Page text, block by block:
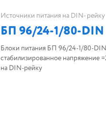
Источники питания на DIN- рейку
БП 96/24-1/80-DIN
Блоки питания БП 96/24-1/80-DIN
стабилизированное напряжение
на DIN-рейку